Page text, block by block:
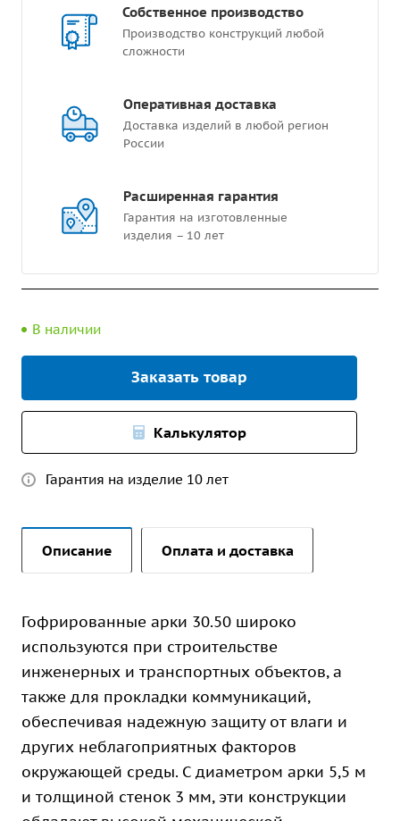
Собственное производство
Производство конструкций любой
сложности
Оперативная доставка
Доставка изделий в любой регион
России
Расширенная гарантия
Гарантия на изготовленные
изделия – 10 лет
В наличии
Заказать товар
Калькулятор
Гарантия на изделие 10 лет
Описание Оплата и доставка
Гофрированные арки 30.50 широко
используются при строительстве
инженерных и транспортных объектов, а
также для прокладки коммуникаций,
обеспечивая надежную защиту от влаги и
других неблагоприятных факторов
окружающей среды. С диаметром арки 5,5 м
и толщиной стенок 3 мм, эти конструкции